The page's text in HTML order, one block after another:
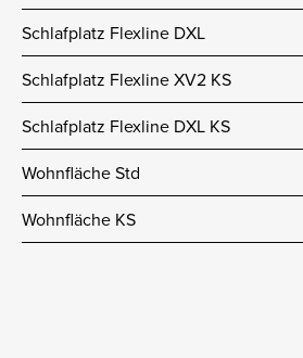
Schlafplatz Flexline DXL
Schlafplatz Flexline XV2 KS
Schlafplatz Flexline DXL KS
Wohnfläche Std
Wohnfläche KS